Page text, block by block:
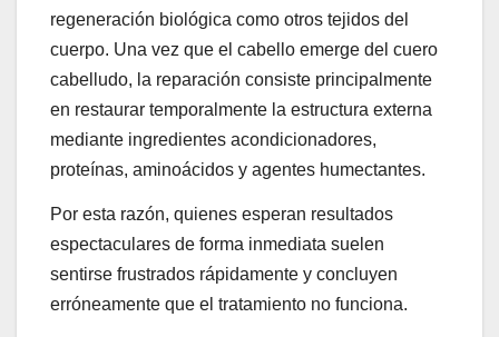
regeneración biológica como otros tejidos del
cuerpo. Una vez que el cabello emerge del cuero
cabelludo, la reparación consiste principalmente
en restaurar temporalmente la estructura externa
mediante ingredientes acondicionadores,
proteínas, aminoácidos y agentes humectantes.
Por esta razón, quienes esperan resultados
espectaculares de forma inmediata suelen
sentirse frustrados rápidamente y concluyen
erróneamente que el tratamiento no funciona.